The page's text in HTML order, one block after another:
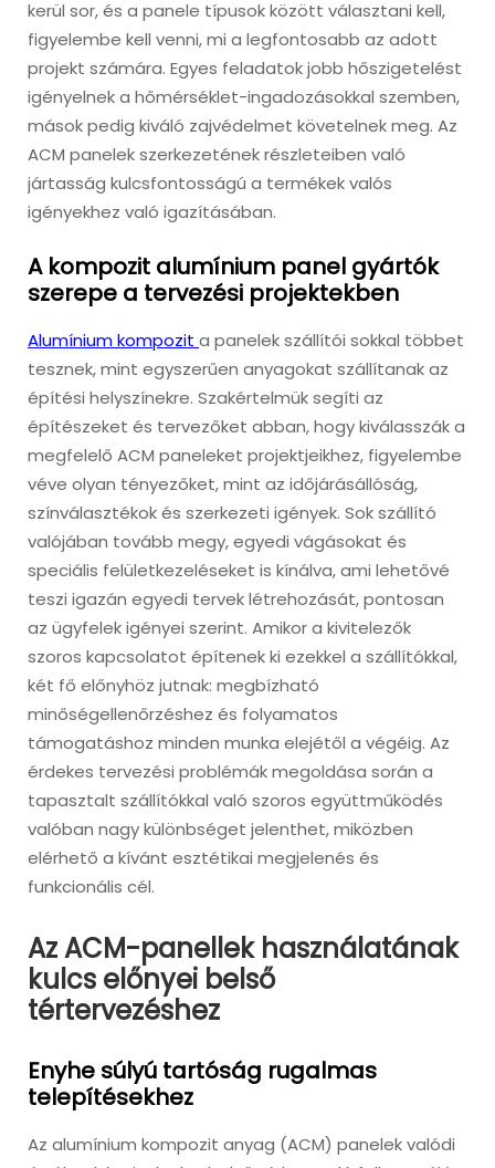
kerül sor, és a panele típusok között választani kell,
figyelembe kell venni, mi a legfontosabb az adott
projekt számára. Egyes feladatok jobb hőszigetelést
igényelnek a hőmérséklet-ingadozásokkal szemben,
mások pedig kiváló zajvédelmet követelnek meg. Az
ACM panelek szerkezetének részleteiben való
jártasság kulcsfontosságú a termékek valós
igényekhez való igazításában.
A kompozit alumínium panel gyártók
szerepe a tervezési projektekben
Alumínium kompozit a panelek szállítói sokkal többet
tesznek, mint egyszerűen anyagokat szállítanak az
építési helyszínekre. Szakértelmük segíti az
építészeket és tervezőket abban, hogy kiválasszák a
megfelelő ACM paneleket projektjeikhez, figyelembe
véve olyan tényezőket, mint az időjárásállóság,
színválasztékok és szerkezeti igények. Sok szállító
valójában tovább megy, egyedi vágásokat és
speciális felületkezeléseket is kínálva, ami lehetővé
teszi igazán egyedi tervek létrehozását, pontosan
az ügyfelek igényei szerint. Amikor a kivitelezők
szoros kapcsolatot építenek ki ezekkel a szállítókkal,
két fő előnyhöz jutnak: megbízható
minőségellenőrzéshez és folyamatos
támogatáshoz minden munka elejétől a végéig. Az
érdekes tervezési problémák megoldása során a
tapasztalt szállítókkal való szoros együttműködés
valóban nagy különbséget jelenthet, miközben
elérhető a kívánt esztétikai megjelenés és
funkcionális cél.
Az ACM-panellek használatának
kulcs előnyei belső
tértervezéshez
Enyhe súlyú tartóság rugalmas
telepítésekhez
Az alumínium kompozit anyag (ACM) panelek valódi